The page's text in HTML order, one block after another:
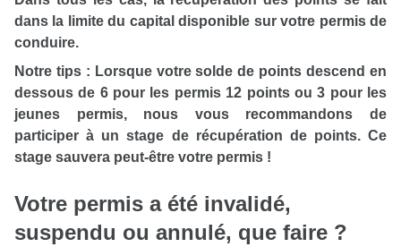
dans la limite du capital disponible sur votre permis de
conduire.
Notre tips : Lorsque votre solde de points descend en
dessous de 6 pour les permis 12 points ou 3 pour les
jeunes permis, nous vous recommandons de
participer à un stage de récupération de points. Ce
stage sauvera peut-être votre permis !
Votre permis a été invalidé,
suspendu ou annulé, que faire ?